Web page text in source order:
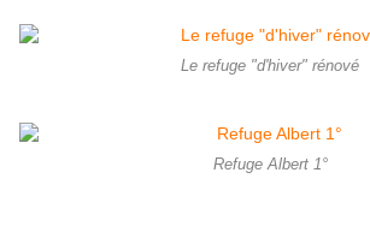
Le refuge "d'hiver" rénové
Refuge Albert 1°